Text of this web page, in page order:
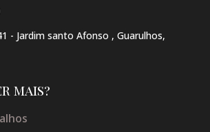
- Jardim santo Afonso , Guarulhos,
mais?